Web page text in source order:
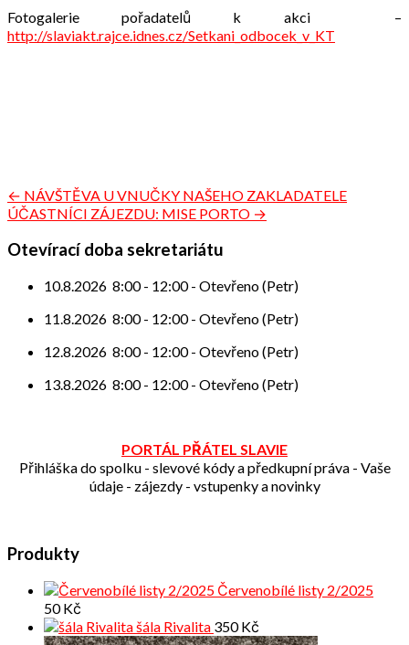
Fotogalerie pořadatelů k akci –
http://slaviakt.rajce.idnes.cz/Setkani_odbocek_v_KT
Navigace
pro
příspěvek
← NÁVŠTĚVA U VNUČKY NAŠEHO ZAKLADATELE
ÚČASTNÍCI ZÁJEZDU: MISE PORTO →
Otevírací doba sekretariátu
10.8.2026 8:00- 12:00- Otevřeno (Petr)
11.8.2026 8:00- 12:00- Otevřeno (Petr)
12.8.2026 8:00- 12:00- Otevřeno (Petr)
13.8.2026 8:00- 12:00- Otevřeno (Petr)
PORTÁL PŘÁTEL SLAVIE
Přihláška do spolku - slevové kódy a předkupní práva - Vaše
údaje - zájezdy - vstupenky a novinky
Produkty
Červenobílé listy 2/2025
50Kč
šála Rivalita 350Kč